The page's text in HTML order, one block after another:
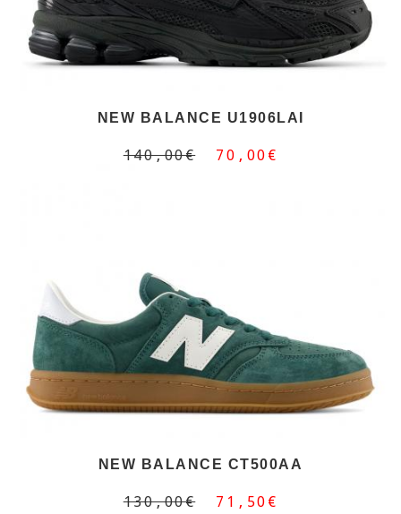
NEW BALANCE U1906LAI
140,00€ 70,00€
NEW BALANCE CT500AA
130,00€ 71,50€